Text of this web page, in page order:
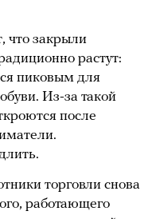
что закрыли
растут:
пиковым для
Из-за такой
после
торговли снова
работающего